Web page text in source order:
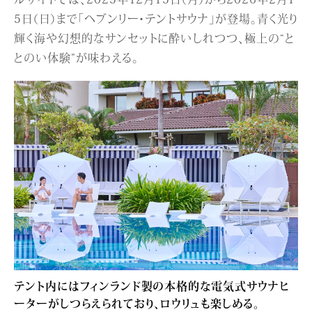
5日（日）まで「ヘブンリー・テントサウナ」が登場。青く光り
輝く海や幻想的なサンセットに酔いしれつつ、極上の“と
とのい体験”が味わえる。
テント内にはフィンランド製の本格的な電気式サウナヒ
ーターがしつらえられており、ロウリュも楽しめる。